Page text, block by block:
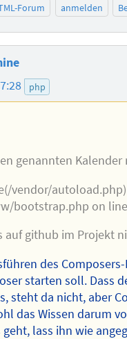
Forum anmelden
php
genannten
vendor/
bootstrap.php on
auf github im Projekt
des
starten soll. Dass
steht da nicht, aber
das Wissen darum
lass ihn wie